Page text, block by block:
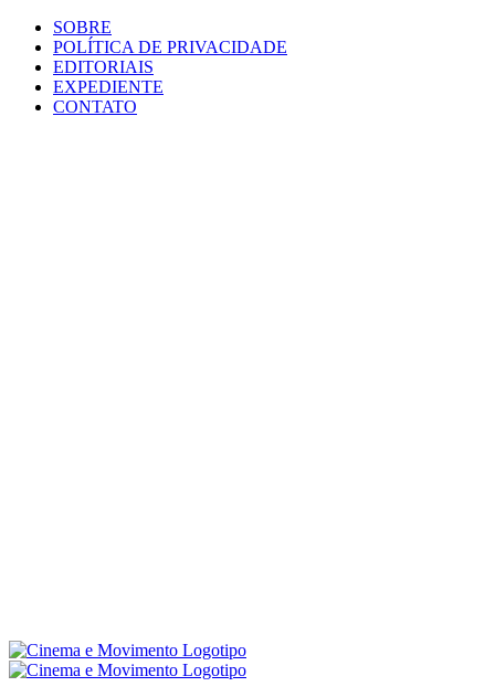
SOBRE
POLÍTICA DE PRIVACIDADE
EDITORIAIS
EXPEDIENTE
CONTATO